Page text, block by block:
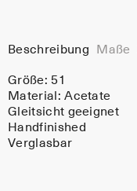
Beschreibung Maße
Größe: 51
Material:Acetate
Gleitsicht geeignet
Handfinished
Verglasbar